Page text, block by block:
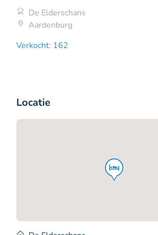
De Elderschans
Aardenburg
Verkocht: 162
Locatie